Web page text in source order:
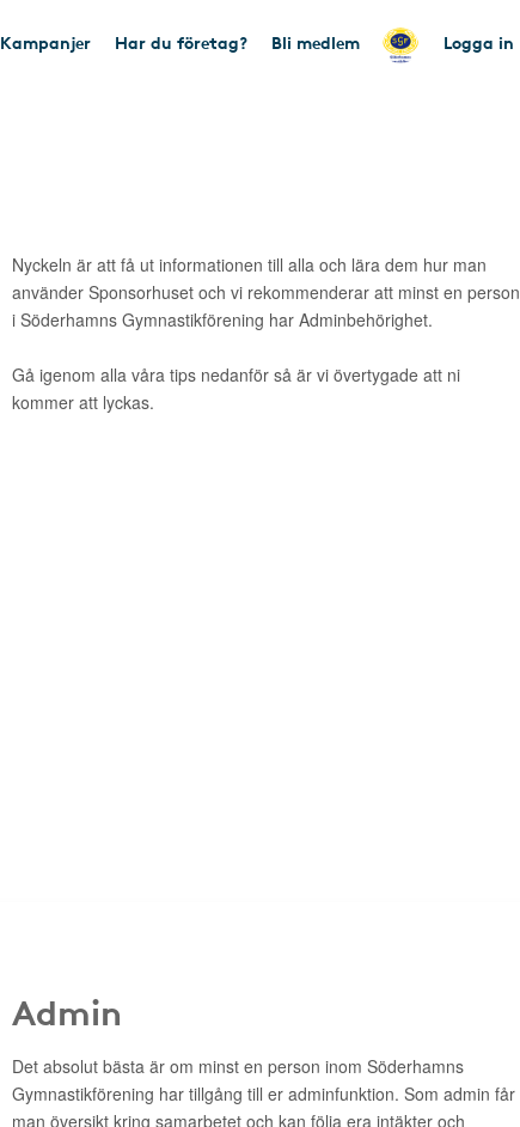
Kampanjer Har du företag? Bli medlem Logga in
Nyckeln är att få ut informationen till alla och lära dem hur man
använder Sponsorhuset och vi rekommenderar att minst en person
i Söderhamns Gymnastikförening har Adminbehörighet.
Gå igenom alla våra tips nedanför så är vi övertygade att ni
kommer att lyckas.
Admin
Det absolut bästa är om minst en person inom Söderhamns
Gymnastikförening har tillgång till er adminfunktion. Som admin får
man översikt kring samarbetet och kan följa era intäkter och